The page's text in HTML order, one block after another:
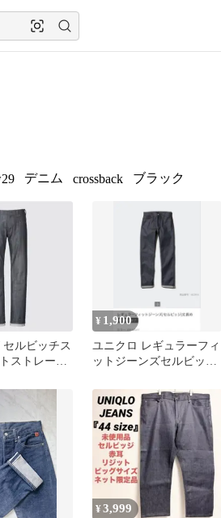
デニム crossback ブラック
セルビッチス
ストレート
¥ 1,900
ユニクロ レギュラーフィ
ットジーンズセルビッチ
¥3,999